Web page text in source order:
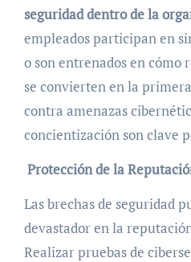
seguridad dentro de la
empleados participan en
o son entrenados en cómo
se convierten en la
contra amenazas
concientización son clave
Protección de la
Las brechas de seguridad
devastador en la
Realizar pruebas de